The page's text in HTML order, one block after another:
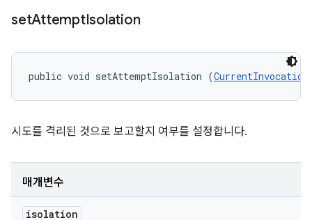
setAttemptIsolation
public void setAttemptIsolation (
시도를 격리된 것으로 보고할지 여부를 설정합니다.
매개변수
isolation